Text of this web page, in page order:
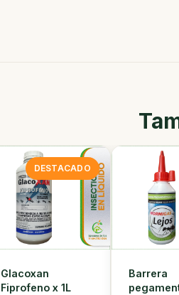
DESTACADO
Glacoxan
Fiprofeno x 1L
Barrera